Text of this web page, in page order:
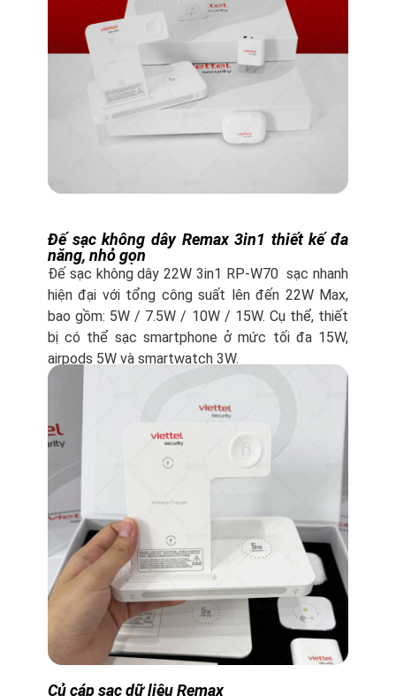
Đế sạc không dây Remax 3in1 thiết kế đa
năng, nhỏ gọn
Đế sạc không dây 22W 3in1 RP-W70 sạc nhanh
hiện đại với tổng công suất lên đến 22W Max,
bao gồm: 5W / 7.5W / 10W / 15W. Cụ thể, thiết
bị có thể sạc smartphone ở mức tối đa 15W,
airpods 5W và smartwatch 3W.
Củ cáp sạc dữ liệu Remax